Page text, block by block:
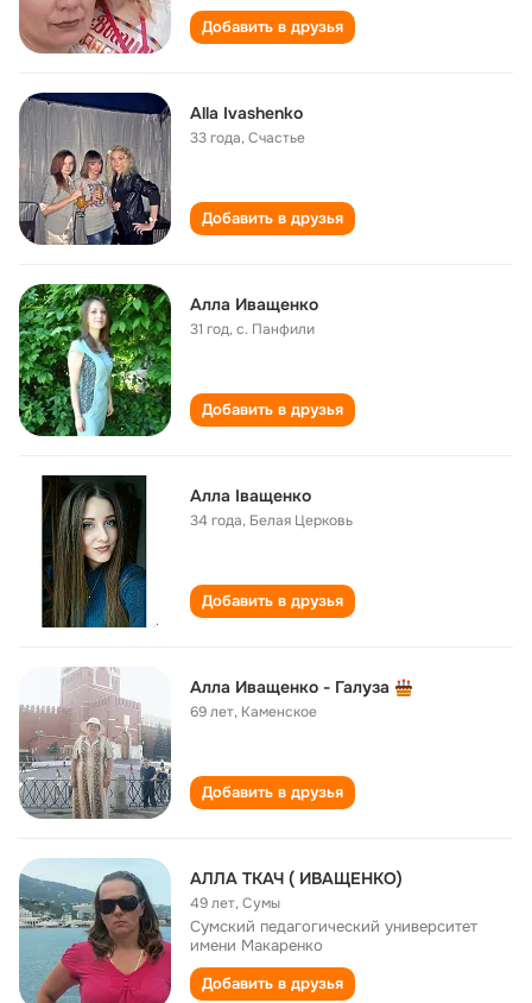
Добавить в друзья
Alla Ivashenko
33 года,Счастье
Добавить в друзья
Алла Иващенко
31 год,с. Панфили
Добавить в друзья
Алла Іващенко
34 года, Белая Церковь
Добавить в друзья
Алла Иващенко - Галуза
69 лет, Каменское
Добавить в друзья
АЛЛА ТКАЧ ( ИВАЩЕНКО)
49 лет,Сумы
Сумский педагогический университет
имени Макаренко
Добавить в друзья